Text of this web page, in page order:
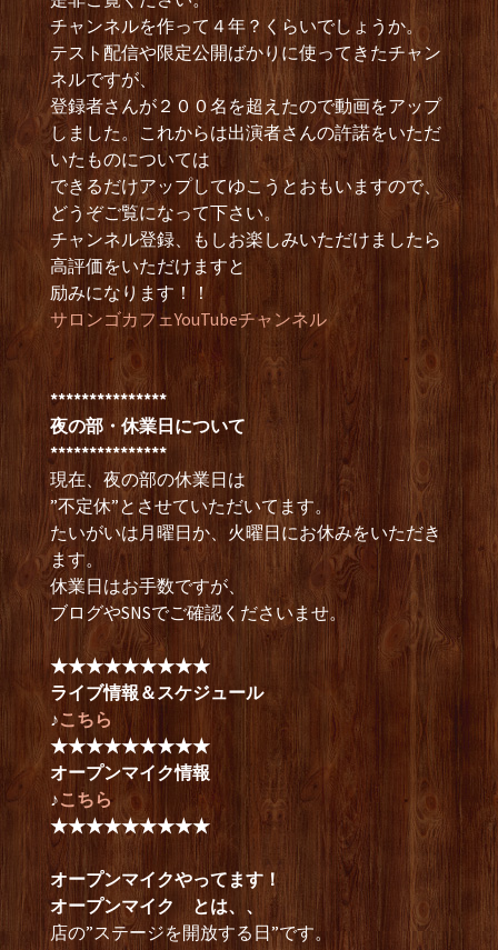
チャンネルを作って４年？くらいでしょうか。
テスト配信や限定公開ばかりに使ってきたチャン
ネルですが、
登録者さんが２００名を超えたので動画をアップ
しました。これからは出演者さんの許諾をいただ
いたものについては
できるだけアップしてゆこうとおもいますので、
どうぞご覧になって下さい。
チャンネル登録、もしお楽しみいただけましたら
高評価をいただけますと
励みになります！！
サロンゴカフェYouTubeチャンネル
***************
夜の部・休業日について
***************
現在、夜の部の休業日は
”不定休”とさせていただいてます。
たいがいは月曜日か、火曜日にお休みをいただき
ます。
休業日はお手数ですが、
ブログやSNSでご確認くださいませ。
★★★★★★★★★
ライブ情報＆スケジュール
♪こちら
★★★★★★★★★
オープンマイク情報
♪こちら
★★★★★★★★★
オープンマイクやってます！
オープンマイク とは、、
店の”ステージを開放する日”です。